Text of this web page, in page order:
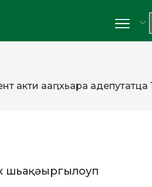
актәи ааԥхьара
шьақәыргылоуп